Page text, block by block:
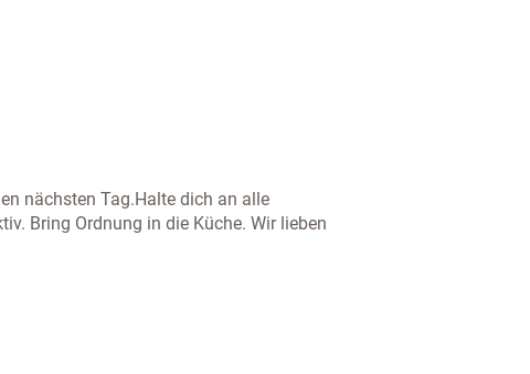
nächsten Tag.Halte dich an alle
Bring Ordnung in die Küche. Wir lieben